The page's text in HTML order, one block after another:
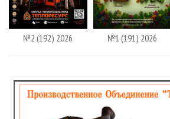
№2 (192) 2026 №1 (191) 2026